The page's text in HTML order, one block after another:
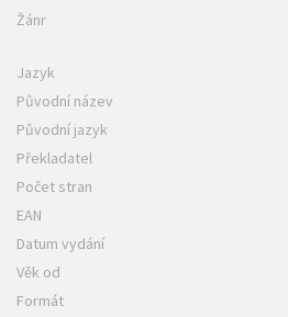
Žánr
Jazyk
Původní název
Původní jazyk
Překladatel
Počet stran
EAN
Datum vydání
Věk od
Formát